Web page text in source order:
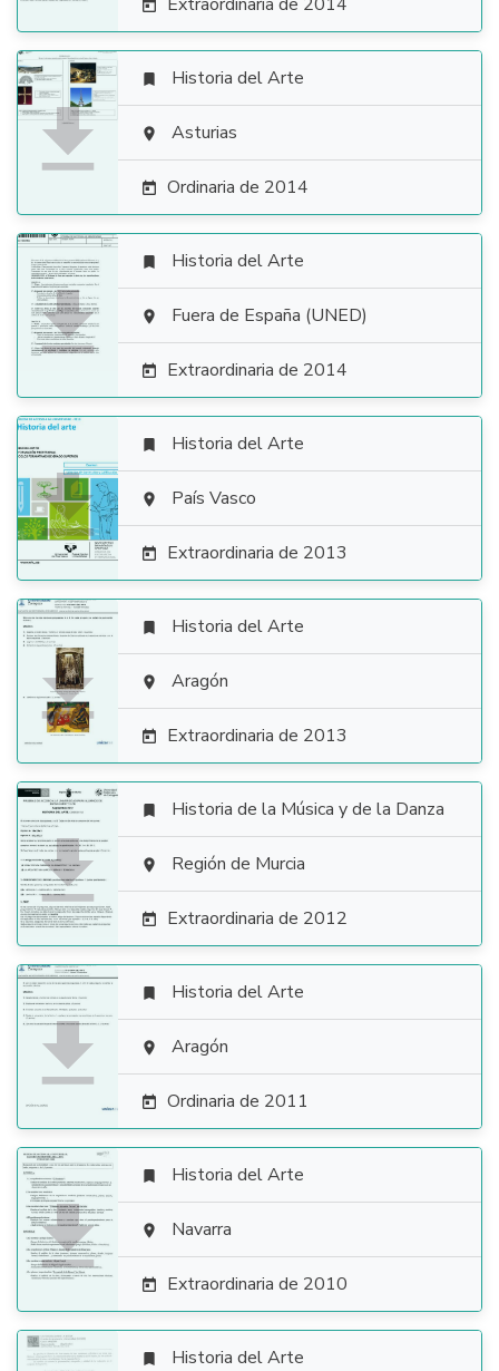


 Historia del Arte
 Asturias
 Ordinaria de 2014

 Historia del Arte
 Fuera de España (UNED)
 Extraordinaria de 2014

 Historia del Arte
 País Vasco
 Extraordinaria de 2013

 Historia del Arte
 Aragón
 Extraordinaria de 2013

 Historia de la Música y de la Danza
 Región de Murcia
 Extraordinaria de 2012

 Historia del Arte
 Aragón
 Ordinaria de 2011

 Historia del Arte
 Navarra
 Extraordinaria de 2010
 Historia del Arte